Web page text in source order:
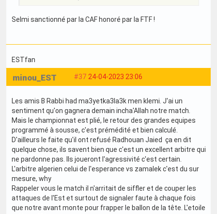
Selmi sanctionné par la CAF honoré par la FTF !
ESTfan
#37 24-04-2023 23:06
minou_EST
Les amis B Rabbi had ma3yetka3la3k men klemi. J'ai un
sentiment qu'on gagnera demain incha'Allah notre match.
Mais le championnat est plié, le retour des grandes equipes
programmé à sousse, c'est prémédité et bien calculé.
D'ailleurs le faite qu'il ont refusé Radhouan Jaied ça en dit
quelque chose, ils savent bien que c'est un excellent arbitre qui
ne pardonne pas. Ils joueront l'agressivité c'est certain.
L'arbitre algerien celui de l'esperance vs zamalek c'est du sur
mesure, why
Rappeler vous le match il n'arritait de siffler et de couper les
attaques de l'Est et surtout de signaler faute à chaque fois
que notre avant monte pour frapper le ballon de la tête. L'etoile